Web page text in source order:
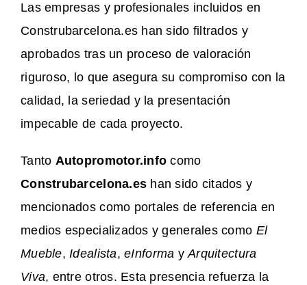
Las empresas y profesionales incluidos en
Construbarcelona.es han sido filtrados y
aprobados tras un proceso de valoración
riguroso, lo que asegura su compromiso con la
calidad, la seriedad y la presentación
impecable de cada proyecto.
Tanto Autopromotor.info como
Construbarcelona.es han sido citados y
mencionados como portales de referencia en
medios especializados y generales como El
Mueble,Idealista,eInforma yArquitectura
Viva, entre otros. Esta presencia refuerza la